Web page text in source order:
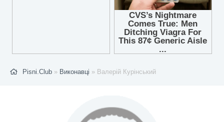
Pisni.Club » Виконавці » Валерій Курінський